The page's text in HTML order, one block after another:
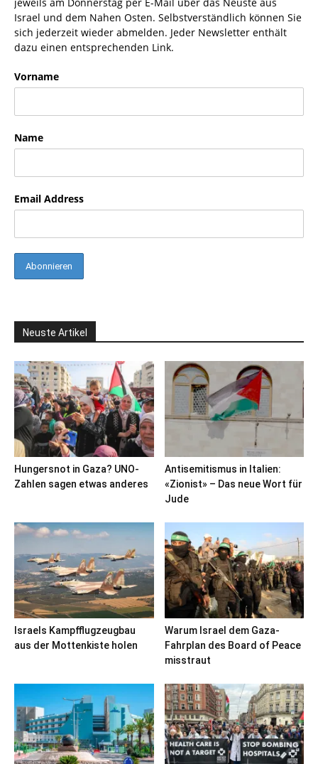
Israel und dem Nahen Osten. Selbstverständlich können Sie
sich jederzeit wieder abmelden. Jeder Newsletter enthält
dazu einen entsprechenden Link.
Vorname
Name
Email Address
Neuste Artikel
Hungersnot in Gaza? UNO-
Zahlen sagen etwas anderes
Antisemitismus in Italien:
«Zionist» – Das neue Wort für
Jude
Israels Kampfflugzeugbau
aus der Mottenkiste holen
Warum Israel dem Gaza-
Fahrplan des Board of Peace
misstraut